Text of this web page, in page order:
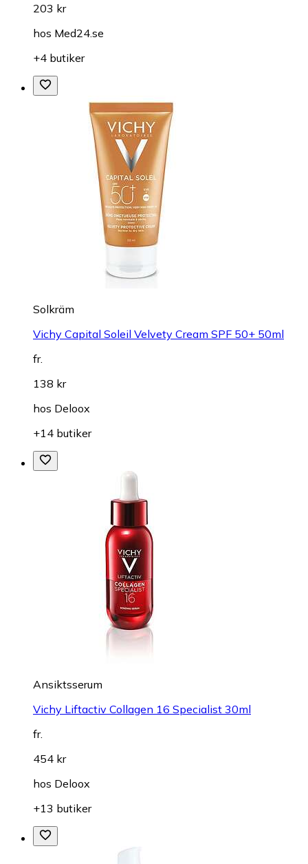
203 kr
hos Med24.se
+4 butiker
Solkräm
Vichy Capital Soleil Velvety Cream SPF 50+ 50ml
fr.
138 kr
hos Deloox
+14 butiker
Ansiktsserum
Vichy Liftactiv Collagen 16 Specialist 30ml
fr.
454 kr
hos Deloox
+13 butiker